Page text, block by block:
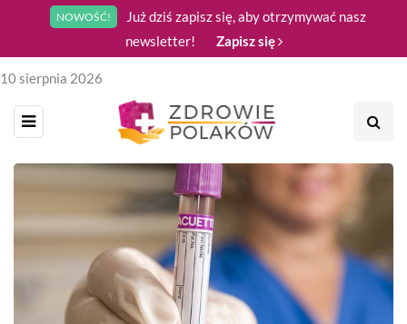
NOWOŚĆ!
Już dziś zapisz się, aby otrzymywać nasz
newsletter!
Zapisz się
10 sierpnia 2026